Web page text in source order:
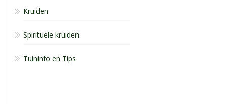
Kruiden
Spirituele kruiden
Tuininfo en Tips